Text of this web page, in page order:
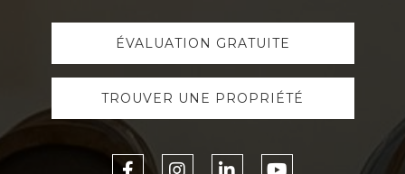
ÉVALUATION GRATUITE
TROUVER UNE PROPRIÉTÉ